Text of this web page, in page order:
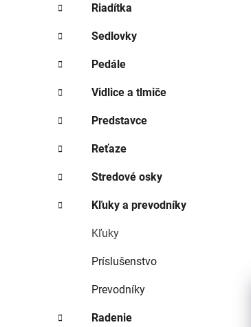
Riadítka
Sedlovky
Pedále
Vidlice a tlmiče
Predstavce
Reťaze
Stredové osky
Kľuky a prevodníky
Kľuky
Príslušenstvo
Prevodníky
Radenie